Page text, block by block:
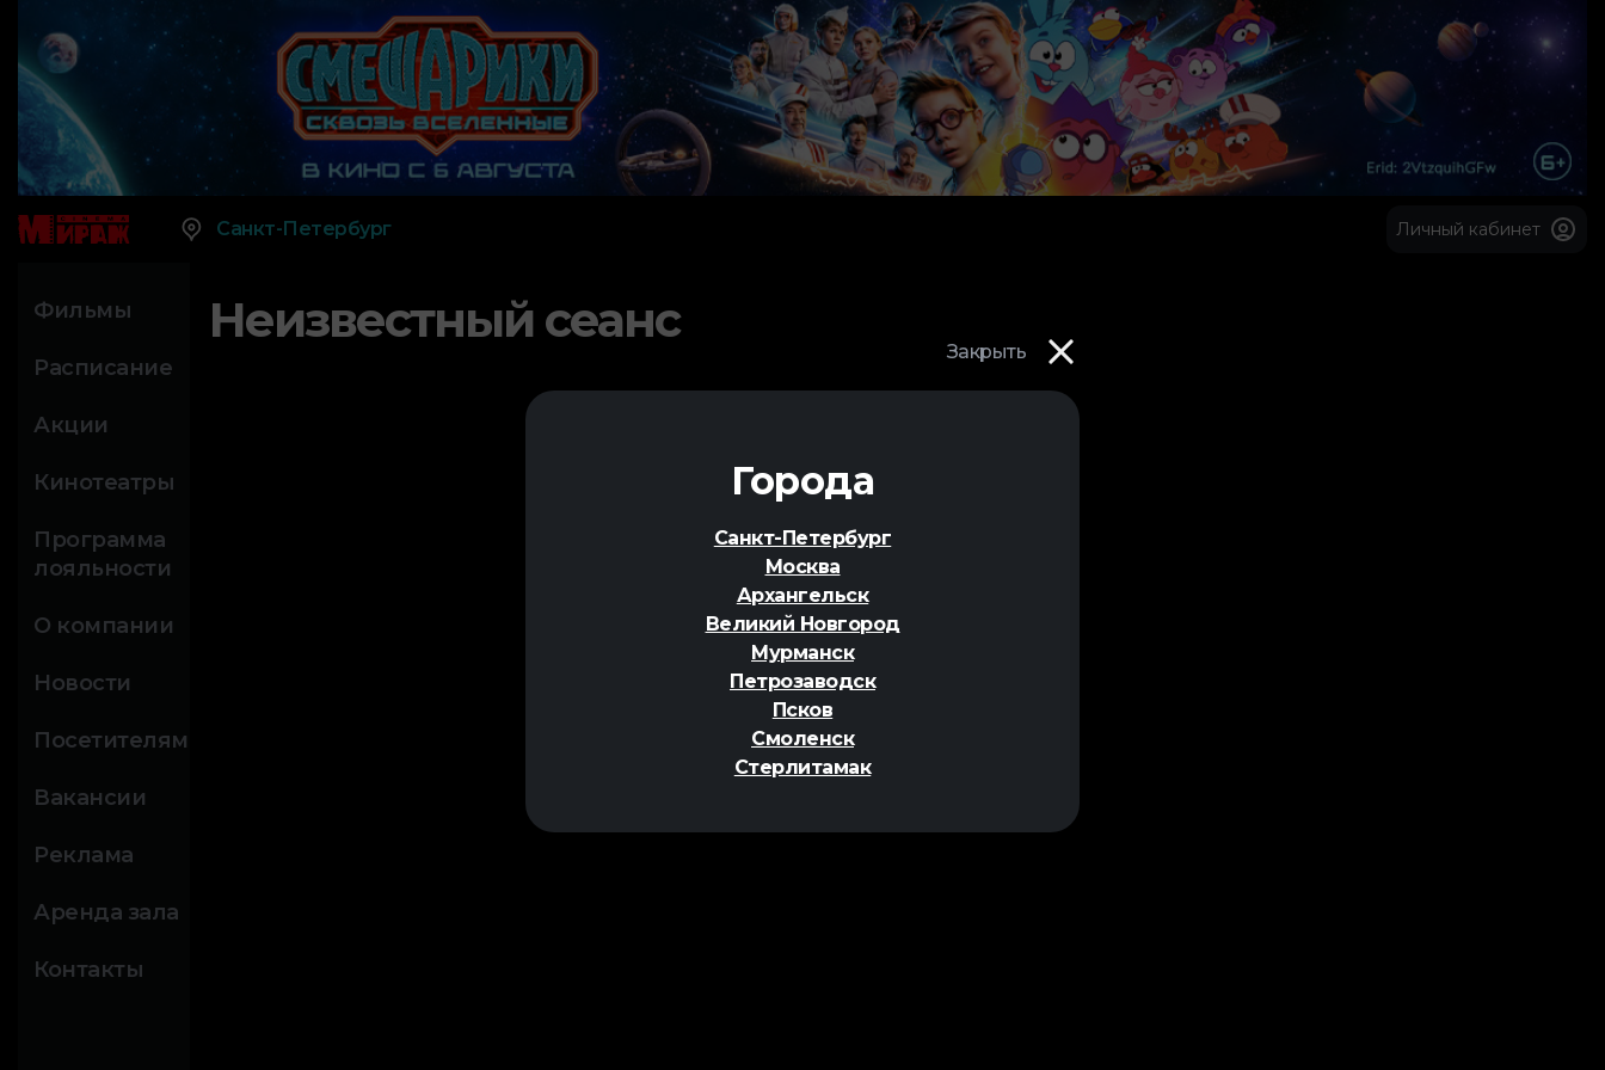
Закрыть
Города
Санкт-Петербург
Москва
Архангельск
Великий Новгород
Мурманск
Петрозаводск
Псков
Смоленск
Стерлитамак
Санкт-Петербург Личный кабинет
Фильмы
Расписание
Акции
Кинотеатры
Программа
лояльности
О компании
Новости
Посетителям
Вакансии
Реклама
Аренда зала
Контакты
Неизвестный сеанс